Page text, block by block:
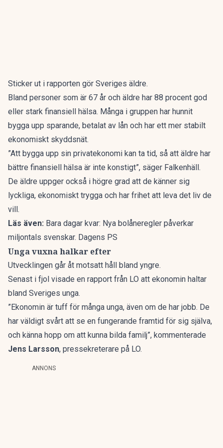
Sticker ut i rapporten gör Sveriges äldre.
Bland personer som är 67 år och äldre har 88 procent god
eller stark finansiell hälsa. Många i gruppen har hunnit
bygga upp sparande, betalat av lån och har ett mer stabilt
ekonomiskt skyddsnät.
”Att bygga upp sin privatekonomi kan ta tid, så att äldre har
bättre finansiell hälsa är inte konstigt”, säger Falkenhäll.
De äldre uppger också i högre grad att de känner sig
lyckliga, ekonomiskt trygga och har frihet att leva det liv de
vill.
Läs även: Bara dagar kvar: Nya bolåneregler påverkar
miljontals svenskar. Dagens PS
Unga vuxna halkar efter
Utvecklingen går åt motsatt håll bland yngre.
Senast i fjol visade en rapport från LO att ekonomin haltar
bland Sveriges unga.
”Ekonomin är tuff för många unga, även om de har jobb. De
har väldigt svårt att se en fungerande framtid för sig själva,
och känna hopp om att kunna bilda familj”, kommenterade
Jens Larsson, pressekreterare på LO.
ANNONS